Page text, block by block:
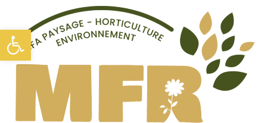
Ouvrir la barre d’outils